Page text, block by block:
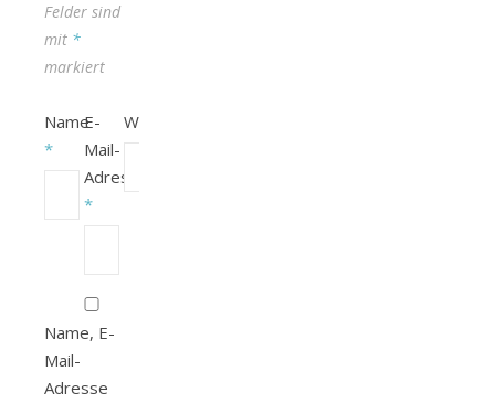
Felder sind
mit *
markiert
Name
*
E-
Mail-
Adresse
*
Website
Name, E-
Mail-
Adresse